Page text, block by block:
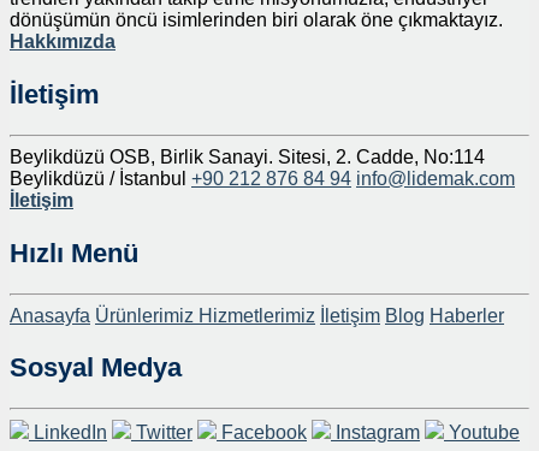
dönüşümün öncü isimlerinden biri olarak öne çıkmaktayız.
Hakkımızda
İletişim
Beylikdüzü OSB, Birlik Sanayi. Sitesi, 2. Cadde, No:114
Beylikdüzü / İstanbul +90 212 876 84 94 info@lidemak.com
İletişim
Hızlı Menü
Anasayfa Ürünlerimiz Hizmetlerimiz İletişim Blog Haberler
Sosyal Medya
LinkedIn Twitter Facebook Instagram Youtube